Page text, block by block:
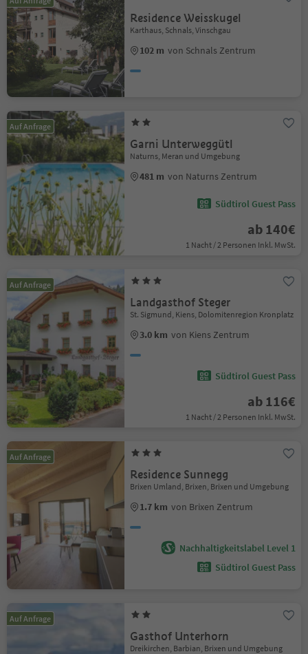
Residence Weisskugel
Karthaus, Schnals, Vinschgau
102 m von Schnals Zentrum
Auf Anfrage
Garni Unterweggütl
Naturns, Meran und Umgebung
481 m von Naturns Zentrum
Südtirol Guest Pass
ab 140€
1 Nacht / 2 Personen Inkl. MwSt.
Auf Anfrage
Landgasthof Steger
St. Sigmund, Kiens, Dolomitenregion Kronplatz
3.0 km von Kiens Zentrum
Südtirol Guest Pass
ab 116€
1 Nacht / 2 Personen Inkl. MwSt.
Auf Anfrage
Residence Sunnegg
Brixen Umland, Brixen, Brixen und Umgebung
1.7 km von Brixen Zentrum
Nachhaltigkeitslabel Level 1
Südtirol Guest Pass
Auf Anfrage
Gasthof Unterhorn
Dreikirchen, Barbian, Brixen und Umgebung